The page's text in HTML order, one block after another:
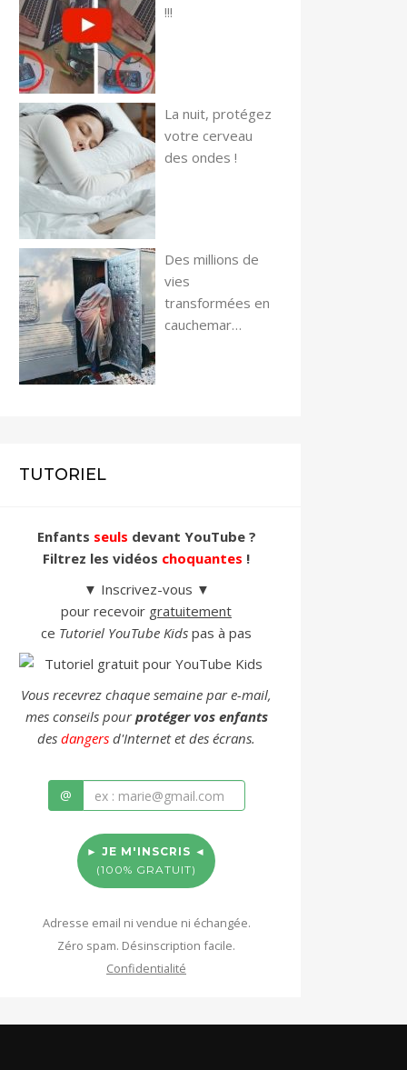
!!!
La nuit, protégez
votre cerveau
des ondes !
Des millions de
vies
transformées en
cauchemar…
TUTORIEL
Enfants seuls devant YouTube ?
Filtrez les vidéos choquantes !
▼ Inscrivez-vous ▼
pour recevoir gratuitement
ce Tutoriel YouTube Kids pas à pas
Vous recevrez chaque semaine par e-mail,
mes conseils pourprotéger vos enfants
des dangers d'Internet et des écrans.
@
► JE M'INSCRIS ◄
(100% GRATUIT)
Adresse email ni vendue ni échangée.
Zéro spam. Désinscription facile.
Confidentialité